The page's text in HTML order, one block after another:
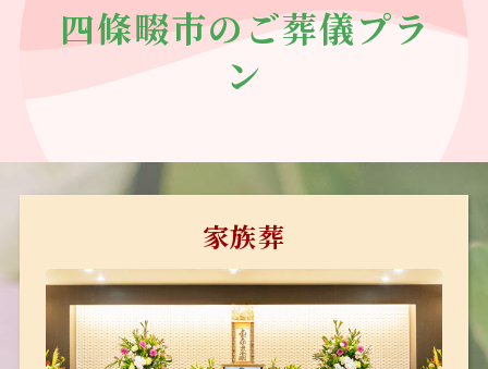
四條畷市のご葬儀プラ
ン
家族葬